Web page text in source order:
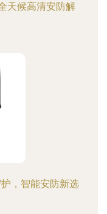
天候高清安防解
，智能安防新选